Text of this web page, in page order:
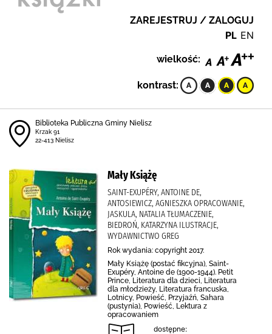
ZAREJESTRUJ / ZALOGUJ
PL EN
wielkość:
kontrast:
Biblioteka Publiczna Gminy Nielisz
Krzak 91
22-413 Nielisz
Mały Książę
SAINT-EXUPÉRY, ANTOINE DE,
ANTOSIEWICZ, AGNIESZKA OPRACOWANIE,
JASKULA, NATALIA TŁUMACZENIE,
BIEDROŃ, KATARZYNA ILUSTRACJE,
WYDAWNICTWO GREG
Rok wydania: copyright 2017.
Mały Książę (postać fikcyjna), Saint-
Exupéry, Antoine de (1900-1944). Petit
Prince, Literatura dla dzieci, Literatura
dla młodzieży, Literatura francuska,
Lotnicy, Powieść, Przyjaźń, Sahara
(pustynia), Powieść, Lektura z
opracowaniem
dostępne: